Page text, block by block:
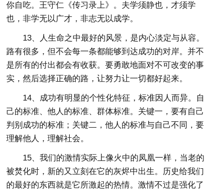
你自吃。王守仁《传习录上》。夫学须静也，才须学
也，非学无以广才，非志无以成学。
13、人生命之中最好的风景，是内心淡定与从容。
路有很多，但不会每一条都能够到达成功的对岸。并不
是所有的付出都会有收获。要勇敢地面对不可改变的事
实，然后选择正确的路，让努力让一切都好起来。
14、成功有明显的个性化特征，标准因人而异。自
己的标准、他人的标准、群体标准。关键一，要有自己
判别成功的标准；关键二，他人的标准与自己不同，要
理解他人，理解社会。
15、我们的激情实际上像火中的凤凰一样，当老的
被焚化时，新的又立刻在它的灰烬中出生。历史给我们
的最好的东西就是它所激起的热情。激情不过是强化了